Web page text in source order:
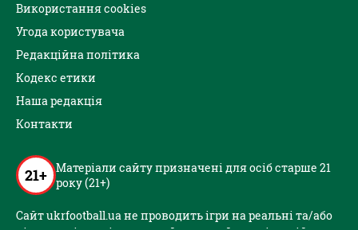
Використання cookies
Угода користувача
Редакційна політика
Кодекс етики
Наша редакція
Контакти
21+ Матеріали сайту призначені для осіб старше 21
року (21+)
Сайт ukrfootball.ua не проводить ігри на реальні та/або